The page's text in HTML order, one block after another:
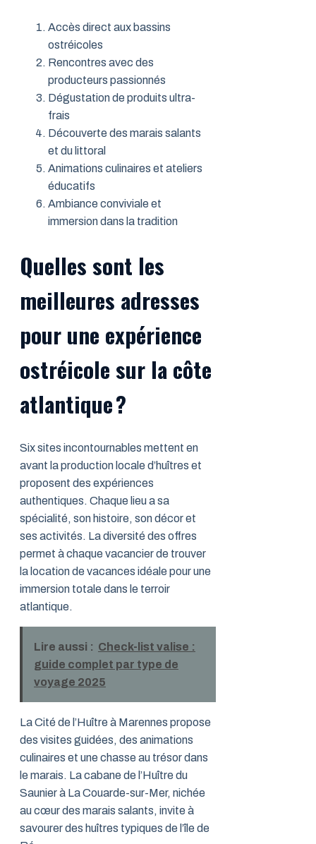
Accès direct aux bassins
ostréicoles
Rencontres avec des
producteurs passionnés
Dégustation de produits ultra-
frais
Découverte des marais salants
et du littoral
Animations culinaires et ateliers
éducatifs
Ambiance conviviale et
immersion dans la tradition
Quelles sont les
meilleures adresses
pour une expérience
ostréicole sur la côte
atlantique ?
Six sites incontournables mettent en
avant la production locale d’huîtres et
proposent des expériences
authentiques. Chaque lieu a sa
spécialité, son histoire, son décor et
ses activités. La diversité des offres
permet à chaque vacancier de trouver
la location de vacances idéale pour une
immersion totale dans le terroir
atlantique.
Lire aussi : Check-list valise :
guide complet par type de
voyage 2025
La Cité de l’Huître à Marennes propose
des visites guidées, des animations
culinaires et une chasse au trésor dans
le marais. La cabane de l’Huître du
Saunier à La Couarde-sur-Mer, nichée
au cœur des marais salants, invite à
savourer des huîtres typiques de l’île de